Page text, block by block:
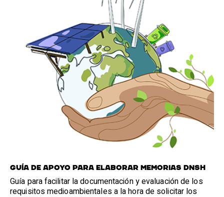
GUÍA DE APOYO PARA ELABORAR MEMORIAS DNSH
Guía para facilitar la documentación y evaluación de los
requisitos medioambientales a la hora de solicitar los